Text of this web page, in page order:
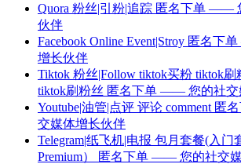
Quora 粉丝|引粉|追踪 匿名下单 ——
伙伴
Facebook Online Event|Stroy 匿名
增长伙伴
Tiktok 粉丝|Follow tiktok买粉 tiktok
tiktok刷粉丝 匿名下单 —— 您的社交
Youtube|油管|点评 评论 comment
交媒体增长伙伴
Telegram|纸飞机|电报 包月套餐(入门
Premium） 匿名下单 —— 您的社交